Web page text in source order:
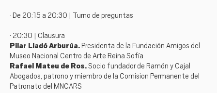
· De 20:15 a 20:30 | Turno de preguntas
· 20:30 | Clausura
Pilar Lladó Arburúa. Presidenta de la Fundación Amigos del
Museo Nacional Centro de Arte Reina Sofía
Rafael Mateu de Ros.Socio fundador de Ramón y Cajal
Abogados, patrono y miembro de la Comision Permanente del
Patronato del MNCARS